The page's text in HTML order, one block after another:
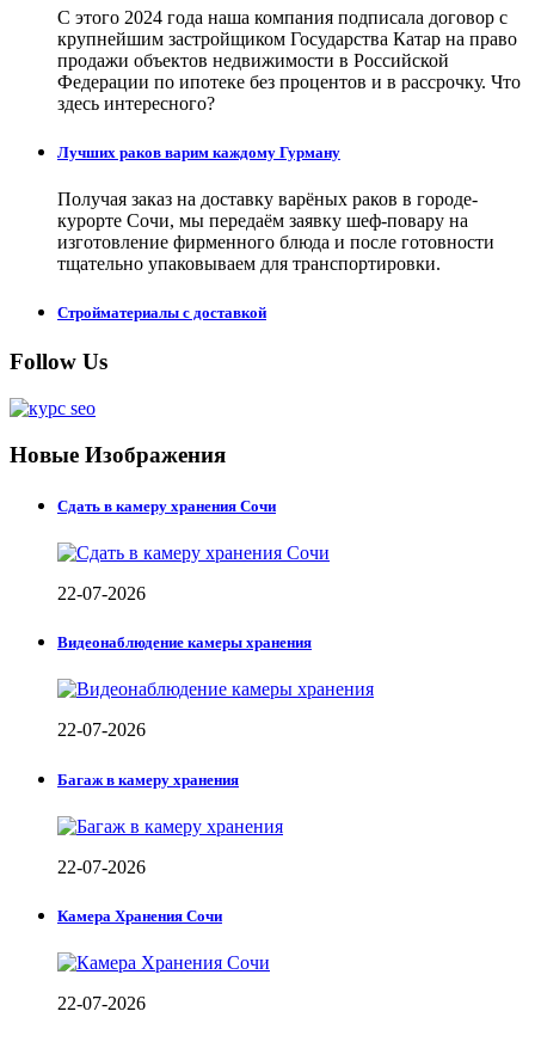
С этого 2024 года наша компания подписала договор с
крупнейшим застройщиком Государства Катар на право
продажи объектов недвижимости в Российской
Федерации по ипотеке без процентов и в рассрочку. Что
здесь интересного?
Лучших раков варим каждому Гурману
Получая заказ на доставку варёных раков в городе-
курорте Сочи, мы передаём заявку шеф-повару на
изготовление фирменного блюда и после готовности
тщательно упаковываем для транспортировки.
Стройматериалы с доставкой
Follow Us
Новые Изображения
Сдать в камеру хранения Сочи
22-07-2026
Видеонаблюдение камеры хранения
22-07-2026
Багаж в камеру хранения
22-07-2026
Камера Хранения Сочи
22-07-2026